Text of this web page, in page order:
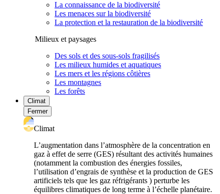
La connaissance de la biodiversité
Les menaces sur la biodiversité
La protection et la restauration de la biodiversité
Milieux et paysages
Des sols et des sous-sols fragilisés
Les milieux humides et aquatiques
Les mers et les régions côtières
Les montagnes
Les forêts
Climat
Fermer
Climat
L’augmentation dans l’atmosphère de la concentration en
gaz à effet de serre (GES) résultant des activités humaines
(notamment la combustion des énergies fossiles,
l’utilisation d’engrais de synthèse et la production de GES
artificiels tels que les gaz réfrigérants ) perturbe les
équilibres climatiques de long terme à l’échelle planétaire.